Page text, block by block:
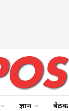
ज्ञान बैठक